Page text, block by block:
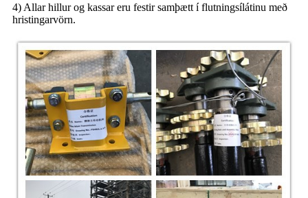
4) Allar hillur og kassar eru festir samþætt í flutningsílátinu með
hristingarvörn.